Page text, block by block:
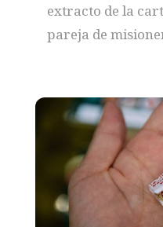
extracto de la
pareja de